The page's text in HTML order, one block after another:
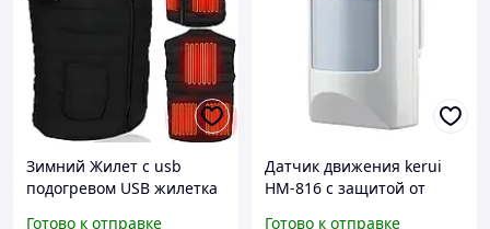
Зимний Жилет с usb
подогревом USB жилетка
Готово к отправке
Датчик движения kerui
HM-816 с защитой от
Готово к отправке